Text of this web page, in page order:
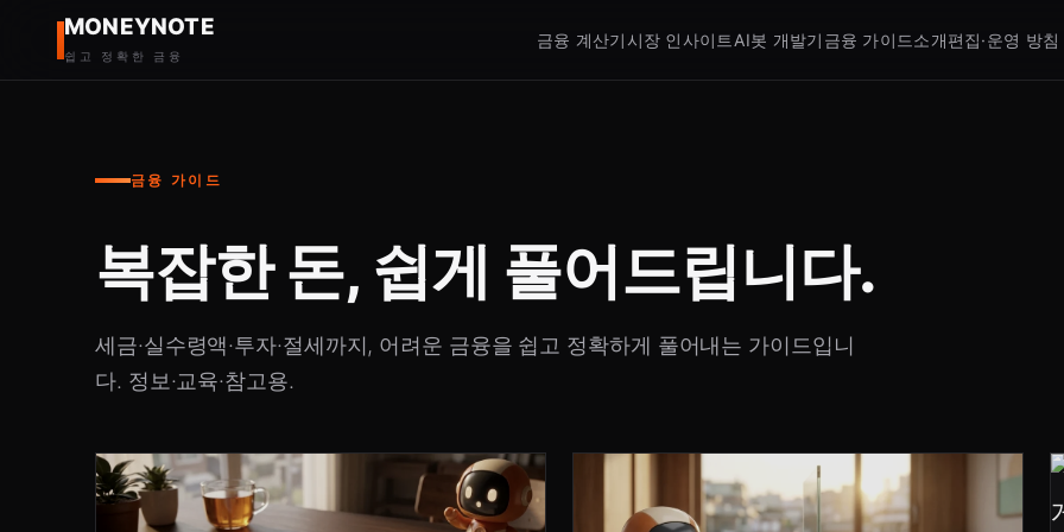
MONEYNOTE
쉽고 정확한 금융
금융 계산기시장 인사이트 AI봇 개발기 금융 가이드소개편집·운영 방침
금융 가이드
복잡한 돈, 쉽게 풀어드립니다.
세금·실수령액·투자·절세까지, 어려운 금융을 쉽고 정확하게 풀어내는 가이드입니
다. 정보·교육·참고용.